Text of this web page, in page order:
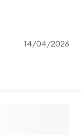
14/04/2026